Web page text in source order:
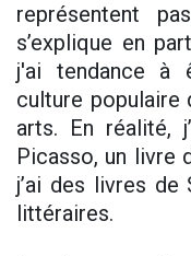
représentent
s’explique en
j'ai tendance à
culture populaire
arts. En réalité,
Picasso, un livre
j’ai des livres de
littéraires.